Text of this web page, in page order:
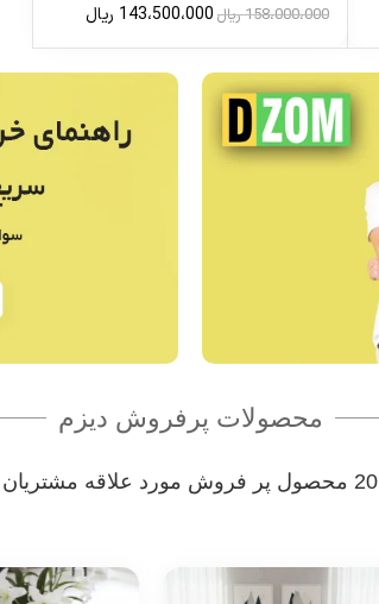
158،000،000 ریال 143،500،000 ریال
محصولات پرفروش دیزم
20 محصول پر فروش مورد علاقه مشتریان